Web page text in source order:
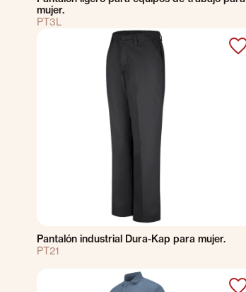
mujer.
PT3L
Pantalón industrial Dura-Kap para mujer.
PT21